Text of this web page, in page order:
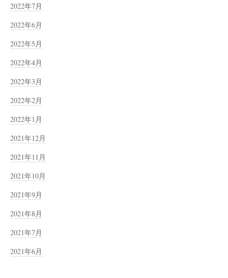
2022年7月
2022年6月
2022年5月
2022年4月
2022年3月
2022年2月
2022年1月
2021年12月
2021年11月
2021年10月
2021年9月
2021年8月
2021年7月
2021年6月